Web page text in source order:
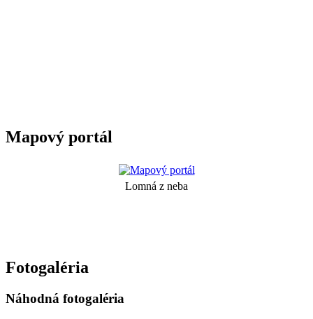
Mapový portál
Lomná z neba
Fotogaléria
Náhodná fotogaléria